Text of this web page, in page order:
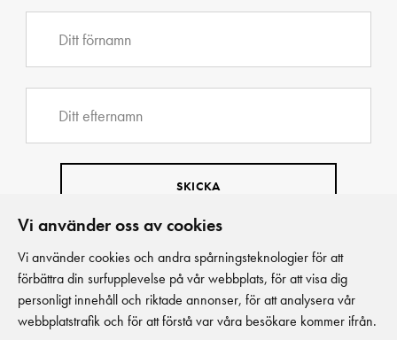
Vi använder oss av cookies
Vi använder cookies och andra spårningsteknologier för att
förbättra din surfupplevelse på vår webbplats, för att visa dig
personligt innehåll och riktade annonser, för att analysera vår
webbplatstrafik och för att förstå var våra besökare kommer ifrån.